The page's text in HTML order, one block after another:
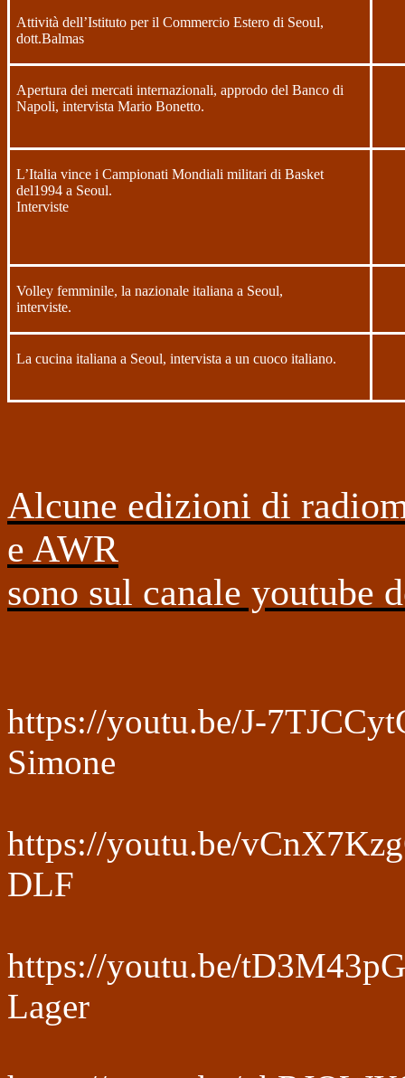
Attività dell’Istituto per il Commercio Estero di Seoul,
dott.Balmas
Apertura dei mercati internazionali, approdo del Banco di
Napoli, intervista Mario Bonetto.
L’Italia vince i Campionati Mondiali militari di Basket
del1994 a Seoul.
Interviste
Volley femminile, la nazionale italiana a Seoul,
interviste.
La cucina italiana a Seoul, intervista a un cuoco italiano.
Alcune edizioni di
e AWR
sono sul canale youtube
https://youtu.be/J-
Simone
https://youtu.be/
DLF
https://youtu.be/
Lager